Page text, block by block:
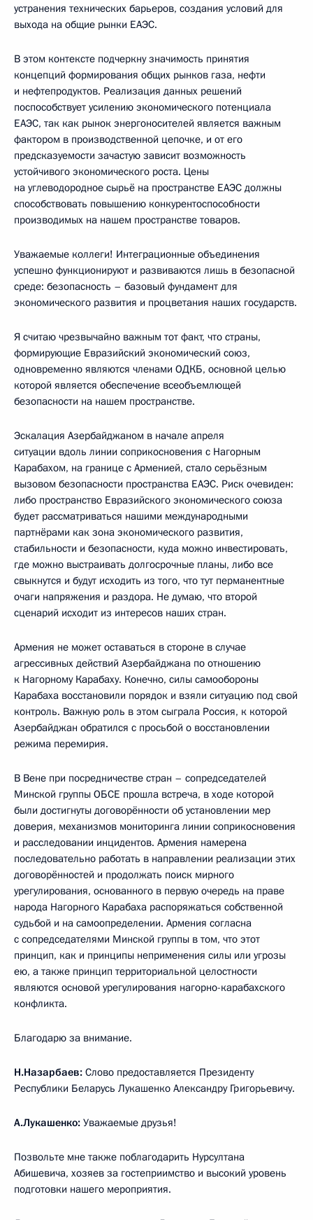
устранения технических барьеров, создания условий для
выхода на общие рынки ЕАЭС.
В этом контексте подчеркну значимость принятия
концепций формирования общих рынков газа, нефти
и нефтепродуктов. Реализация данных решений
поспособствует усилению экономического потенциала
ЕАЭС, так как рынок энергоносителей является важным
фактором в производственной цепочке, и от его
предсказуемости зачастую зависит возможность
устойчивого экономического роста. Цены
на углеводородное сырьё на пространстве ЕАЭС должны
способствовать повышению конкурентоспособности
производимых на нашем пространстве товаров.
Уважаемые коллеги! Интеграционные объединения
успешно функционируют и развиваются лишь в безопасной
среде: безопасность – базовый фундамент для
экономического развития и процветания наших государств.
Я считаю чрезвычайно важным тот факт, что страны,
формирующие Евразийский экономический союз,
одновременно являются членами ОДКБ, основной целью
которой является обеспечение всеобъемлющей
безопасности на нашем пространстве.
Эскалация Азербайджаном в начале апреля
ситуации вдоль линии соприкосновения с Нагорным
Карабахом, на границе с Арменией, стало серьёзным
вызовом безопасности пространства ЕАЭС. Риск очевиден:
либо пространство Евразийского экономического союза
будет рассматриваться нашими международными
партнёрами как зона экономического развития,
стабильности и безопасности, куда можно инвестировать,
где можно выстраивать долгосрочные планы, либо все
свыкнутся и будут исходить из того, что тут перманентные
очаги напряжения и раздора. Не думаю, что второй
сценарий исходит из интересов наших стран.
Армения не может оставаться в стороне в случае
агрессивных действий Азербайджана по отношению
к Нагорному Карабаху. Конечно, силы самообороны
Карабаха восстановили порядок и взяли ситуацию под свой
контроль. Важную роль в этом сыграла Россия, к которой
Азербайджан обратился с просьбой о восстановлении
режима перемирия.
В Вене при посредничестве стран – сопредседателей
Минской группы ОБСЕ прошла встреча, в ходе которой
были достигнуты договорённости об установлении мер
доверия, механизмов мониторинга линии соприкосновения
и расследовании инцидентов. Армения намерена
последовательно работать в направлении реализации этих
договорённостей и продолжать поиск мирного
урегулирования, основанного в первую очередь на праве
народа Нагорного Карабаха распоряжаться собственной
судьбой и на самоопределении. Армения согласна
с сопредседателями Минской группы в том, что этот
принцип, как и принципы неприменения силы или угрозы
ею, а также принцип территориальной целостности
являются основой урегулирования нагорно-карабахского
конфликта.
Благодарю за внимание.
Н.Назарбаев: Слово предоставляется Президенту
Республики Беларусь Лукашенко Александру Григорьевичу.
А.Лукашенко: Уважаемые друзья!
Позвольте мне также поблагодарить Нурсултана
Абишевича, хозяев за гостеприимство и высокий уровень
подготовки нашего мероприятия.